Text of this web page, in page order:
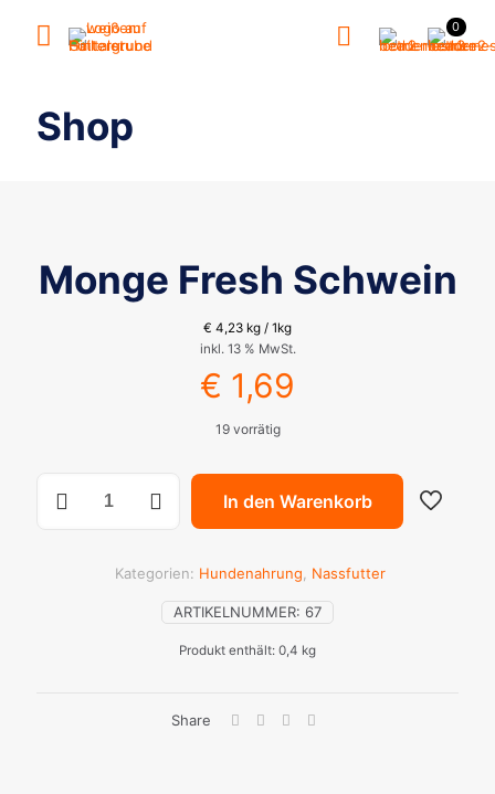
0
Shop
Monge Fresh Schwein
€ 4,23 kg / 1kg
inkl. 13 % MwSt.
€ 1,69
19 vorrätig
In den Warenkorb
Produkt enthält: 0,4 kg
ARTIKELNUMMER: 67
Kategorien: Hundenahrung Nassfutter
Share